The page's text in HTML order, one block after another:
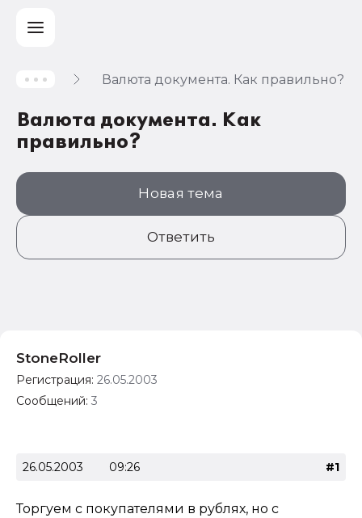
Валюта документа. Как правильно?
Валюта документа. Как
правильно?
Новая тема
Ответить
StoneRoller
Регистрация: 26.05.2003
Сообщений: 3
26.05.2003 09:26 #1
Торгуем с покупателями в рублях, но с
Учет и
налогообложение